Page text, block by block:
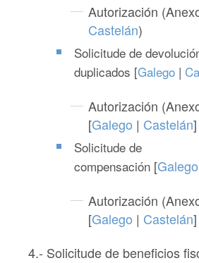
Autorización
Castelán)
Solicitude de
duplicados [Galego |
Autorización
[Galego | Castelán]
Solicitude de
compensación [Galego
Autorización
[Galego | Castelán]
4.- Solicitude de beneficios